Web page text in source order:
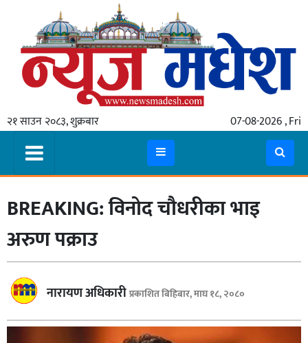
२१ साउन २०८३, शुक्रबार 07-08-2026 , Fri
गृहपृष्ठ
स्थानीय
प्रदेश
मधेश
प्रदेश
लुम्बिनी
गण्डकी
बागमती
BREAKING: विनोद चौधरीका भाइ
अरुण पक्राउ
नारायण अधिकारीप्रकाशित बिहिबार, माघ १८, २०८०